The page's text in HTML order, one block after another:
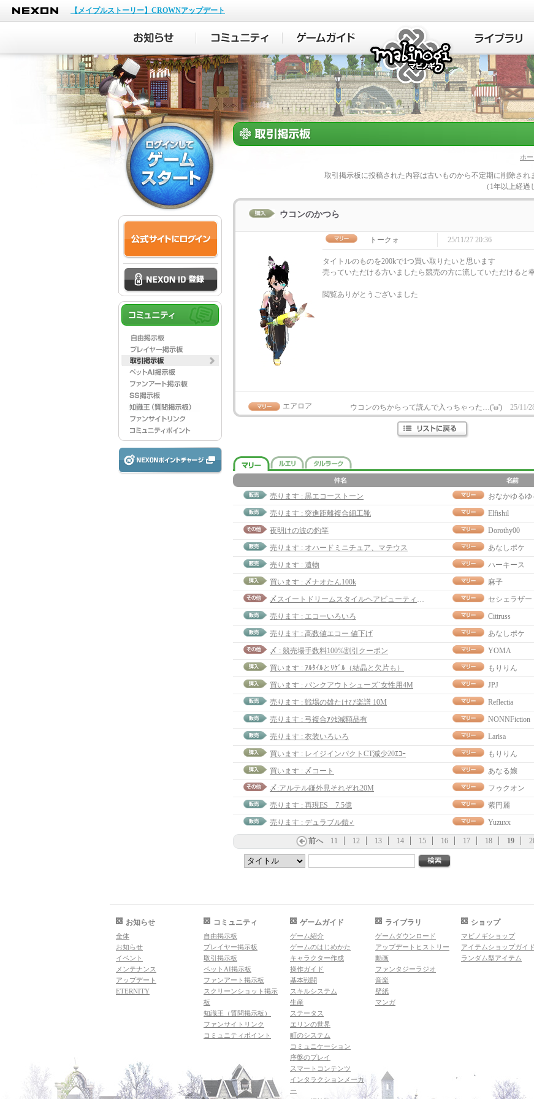
NEXON
【メイプルストーリー】CROWNアップデート
マビノギ
ホ
取引掲示板に投稿された内容は古いものから不定期に削除され
（1年以上経
ウコンのかつら
トークォ 25/11/27 20:36
タイトルのものを200kで1つ買い取りたいと思います
売っていただける方いましたら競売の方に流していただけると
閲覧ありがとうございました
エアロア ウコンのちからって読んで入っちゃった…('ω') 25/11/
売ります : 黒エコーストーン おなかゆるゆ
売ります : 突進距離複合細工靴
Elfishil
夜明けの波の釣竿
Dorothy00
売ります : オハードミニチュア、マテウス
あなしポケ
売ります : 遺物
ハーキース
買います : 〆ナオたん100k
麻子
〆スイートドリームスタイルヘアビューティークーポン
セシェラザー
売ります : エコーいろいろ
Cittruss
売ります : 高数値エコー 値下げ
あなしポケ
〆 : 競売場手数料100%割引クーポン
YOMA
買います : ｱﾙﾀｲﾙとﾘｹﾞﾙ（結晶と欠片も）
もりりん
買います : パンクアウトシューズ`女性用4M
JPJ
売ります : 戦場の雄たけび楽譜 10M
Reflectia
売ります : 弓複合ｱｸｾ減額品有
NONNFiction
売ります : 衣装いろいろ
Larisa
買います : レイジインパクトCT減少20ｴｺｰ
もりりん
買います : 〆コート
あなる嬢
〆:アルテル鎌外見それぞれ20M
フゥクオン
売ります : 再現ES 7.5億
紫円麗
売ります : デュラブル鎧♂
Yuzuxx
前へ 11 12 13 14 15 16 17 18 19
お知らせ
全体
お知らせ
イベント
メンテナンス
アップデート
ETERNITY
コミュニティ
自由掲示板
プレイヤー掲示板
取引掲示板
ペットAI掲示板
ファンアート掲示板
スクリーンショット掲示
板
知識王（質問掲示板）
ファンサイトリンク
コミュニティポイント
ゲームガイド
ゲーム紹介
ゲームのはじめかた
キャラクター作成
操作ガイド
基本戦闘
スキルシステム
生産
ステータス
エリンの世界
町のシステム
コミュニケーション
序盤のプレイ
スマートコンテンツ
インタラクションメーカ
ー
ライブラリ
ゲームダウンロード
アップデートヒストリー
動画
ファンタジーラジオ
音楽
壁紙
マンガ
ショップ
マビノギショップ
アイテムショップガイド
ランダム型アイテム